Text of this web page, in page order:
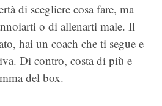
di scegliere cosa fare, ma
o di allenarti male. Il
hai un coach che ti segue e
Di contro, costa di più e
del box.